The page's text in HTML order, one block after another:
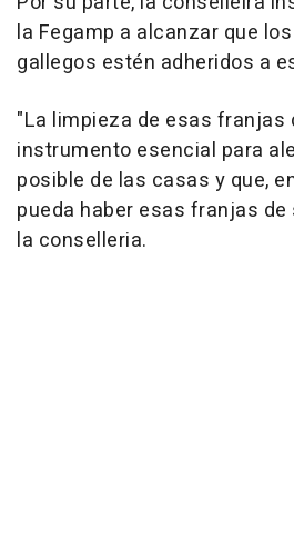
la Fegamp a alcanzar que
gallegos estén adheridos a
"La limpieza de esas franjas
instrumento esencial para
posible de las casas y que,
pueda haber esas franjas
la conselleria.